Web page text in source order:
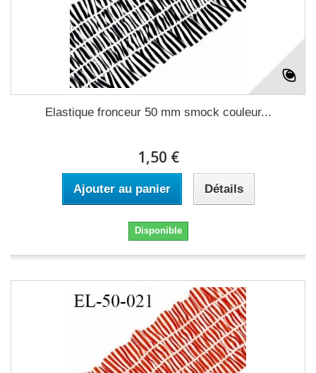
Elastique fronceur 50 mm smock couleur...
1,50 €
Ajouter au panier Détails
Disponible